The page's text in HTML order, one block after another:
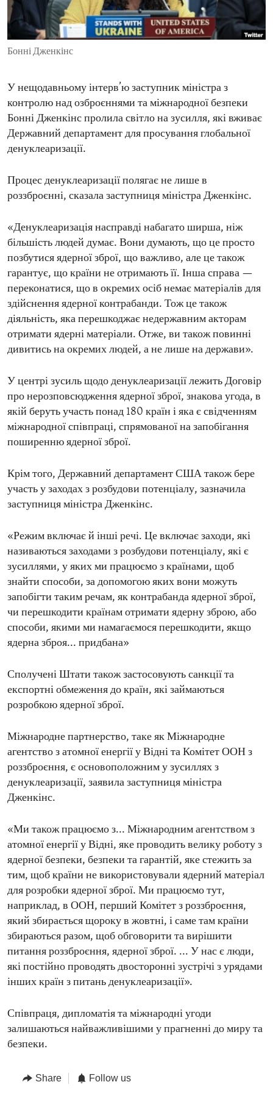
ENVIRONMENT AND HEALTH
IDEALS AND INSTITUTIONS
Бонні Дженкінс
У нещодавньому інтерв’ю заступник міністра з
контролю над озброєннями та міжнародної безпеки
Бонні Дженкінс пролила світло на зусилля, які вживає
Державний департамент для просування глобальної
денуклеаризації.
Процес денуклеаризації полягає не лише в
роззброєнні, сказала заступниця міністра Дженкінс.
«Денуклеаризація насправді набагато ширша, ніж
більшість людей думає. Вони думають, що це просто
позбутися ядерної зброї, що важливо, але це також
гарантує, що країни не отримають її. Інша справа —
переконатися, що в окремих осіб немає матеріалів для
здійснення ядерної контрабанди. Тож це також
діяльність, яка перешкоджає недержавним акторам
отримати ядерні матеріали. Отже, ви також повинні
дивитись на окремих людей, а не лише на держави».
У центрі зусиль щодо денуклеаризації лежить Договір
про нерозповсюдження ядерної зброї, знакова угода, в
якій беруть участь понад 180 країн і яка є свідченням
міжнародної співпраці, спрямованої на запобігання
поширенню ядерної зброї.
Крім того, Державний департамент США також бере
участь у заходах з розбудови потенціалу, зазначила
заступниця міністра Дженкінс.
«Режим включає й інші речі. Це включає заходи, які
називаються заходами з розбудови потенціалу, які є
зусиллями, у яких ми працюємо з країнами, щоб
знайти способи, за допомогою яких вони можуть
запобігти таким речам, як контрабанда ядерної зброї,
чи перешкодити країнам отримати ядерну зброю, або
способи, якими ми намагаємося перешкодити, якщо
ядерна зброя... придбана»
Сполучені Штати також застосовують санкції та
експортні обмеження до країн, які займаються
розробкою ядерної зброї.
Міжнародне партнерство, таке як Міжнародне
агентство з атомної енергії у Відні та Комітет ООН з
роззброєння, є основоположним у зусиллях з
денуклеаризації, заявила заступниця міністра
Дженкінс.
«Ми також працюємо з... Міжнародним агентством з
атомної енергії у Відні, яке проводить велику роботу з
ядерної безпеки, безпеки та гарантій, яке стежить за
тим, щоб країни не використовували ядерний матеріал
для розробки ядерної зброї. Ми працюємо тут,
наприклад, в ООН, перший Комітет з роззброєння,
який збирається щороку в жовтні, і саме там країни
збираються разом, щоб обговорити та вирішити
питання роззброєння, ядерної зброї. ... У нас є люди,
які постійно проводять двосторонні зустрічі з урядами
інших країн з питань денуклеаризації».
Співпраця, дипломатія та міжнародні угоди
залишаються найважливішими у прагненні до миру та
безпеки.
Share Follow us